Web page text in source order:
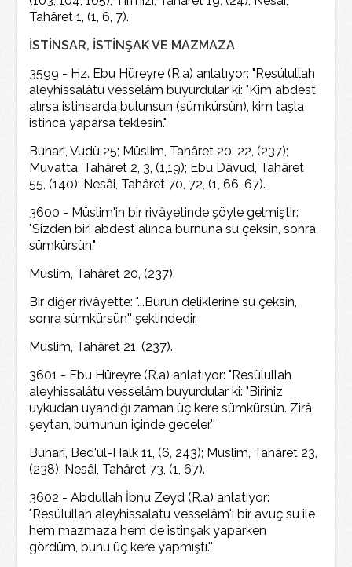
Tahâret 1, (1, 6, 7).
İSTİNSAR, İSTİNŞAK VE MAZMAZA
3599 - Hz. Ebu Hüreyre (R.a) anlatıyor: "Resülullah
aleyhissalâtu vesselâm buyurdular ki: "Kim abdest
alırsa istinsarda bulunsun (sümkürsün), kim taşla
istinca yaparsa teklesin."
Buhari, Vudü 25; Müslim, Tahâret 20, 22, (237);
Muvatta, Tahâret 2, 3, (1,19); Ebu Dâvud, Tahâret
55, (140); Nesâi, Tahâret 70, 72, (1, 66, 67).
3600 - Müslim'in bir rivâyetinde şöyle gelmiştir:
"Sizden biri abdest alınca burnuna su çeksin, sonra
sümkürsün."
Müslim, Tahâret 20, (237).
Bir diğer rivâyette: "...Burun deliklerine su çeksin,
sonra sümkürsün'' şeklindedir.
Müslim, Tahâret 21, (237).
3601 - Ebu Hüreyre (R.a) anlatıyor: "Resülullah
aleyhissalâtu vesselâm buyurdular ki: "Biriniz
uykudan uyandığı zaman üç kere sümkürsün. Zirâ
şeytan, burnunun içinde geceler.''
Buhari, Bed'ül-Halk 11, (6, 243); Müslim, Tahâret 23,
(238); Nesâi, Tahâret 73, (1, 67).
3602 - Abdullah İbnu Zeyd (R.a) anlatıyor:
"Resülullah aleyhissalatu vesselâm'ı bir avuç su ile
hem mazmaza hem de istinşak yaparken
gördüm, bunu üç kere yapmıştı.''